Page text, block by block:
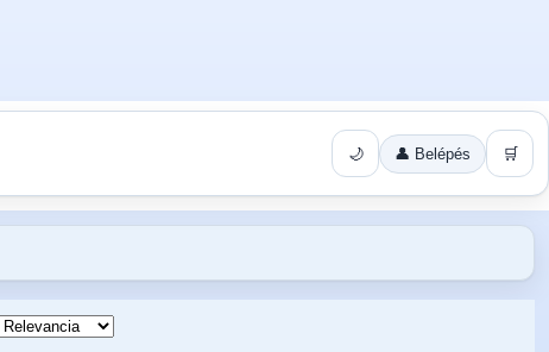
🌙 👤 Belépés 🛒